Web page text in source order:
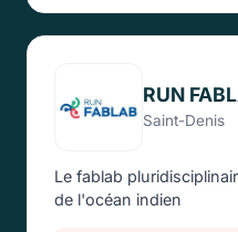
RUN
Saint-Denis
Le fablab
de l'océan indien